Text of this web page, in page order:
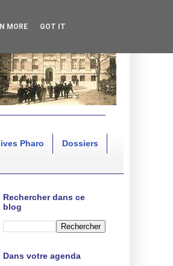
Pharo Dossiers
Rechercher dans ce
blog
Dans votre agenda
MORE GOT IT